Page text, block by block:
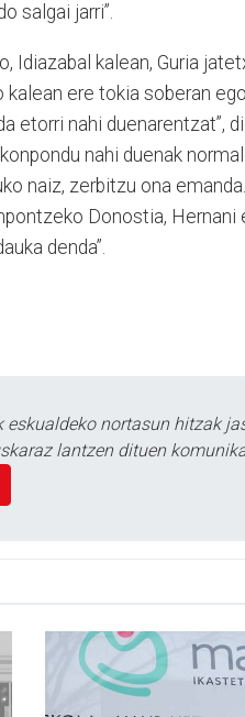
salgai jarri”.
Idiazabal kalean, Guria
kalean ere tokia soberan
etorri nahi duenarentzat”,
nahi duenak
naiz, zerbitzu ona
Donostia, Hernani
denda”.
eskualdeko nortasun hitzak
lantzen dituen